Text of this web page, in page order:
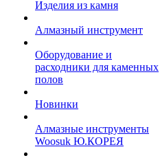
Изделия из камня
Алмазный инструмент
Оборудование и
расходники для каменных
полов
Новинки
Алмазные инструменты
Woosuk Ю.КОРЕЯ